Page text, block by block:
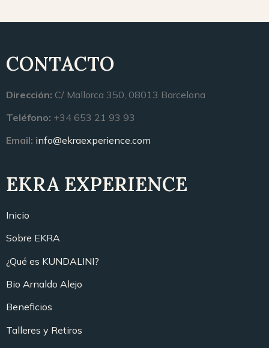
CONTACTO
Dirección: C/ Mallorca 350, 08013 Barcelona
Teléfono: +34 653 21 93 93
Email: info@ekraexperience.com
EKRA EXPERIENCE
Inicio
Sobre EKRA
¿Qué es KUNDALINI?
Bio Arnaldo Alejo
Beneficios
Talleres y Retiros